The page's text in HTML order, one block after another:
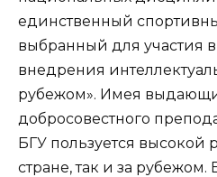
единственный
выбранный для участия в
внедрения
рубежом». Имея
добросовестного
БГУ пользуется высокой
стране, так и за рубежом.